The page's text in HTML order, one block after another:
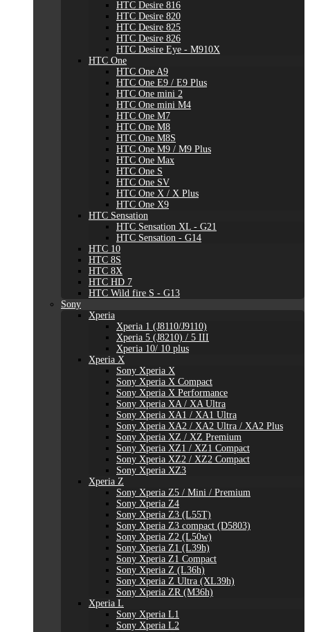
HTC Desire 816
HTC Desire 820
HTC Desire 825
HTC Desire 826
HTC Desire Eye - M910X
HTC One
HTC One A9
HTC One E9 / E9 Plus
HTC One mini 2
HTC One mini M4
HTC One M7
HTC One M8
HTC One M8S
HTC One M9 / M9 Plus
HTC One Max
HTC One S
HTC One SV
HTC One X / X Plus
HTC One X9
HTC Sensation
HTC Sensation XL - G21
HTC Sensation - G14
HTC 10
HTC 8S
HTC 8X
HTC HD 7
HTC Wild fire S - G13
Sony
Xperia
Xperia 1 (J8110/J9110)
Xperia 5 (J8210) / 5 III
Xperia 10/ 10 plus
Xperia X
Sony Xperia X
Sony Xperia X Compact
Sony Xperia X Performance
Sony Xperia XA / XA Ultra
Sony Xperia XA1 / XA1 Ultra
Sony Xperia XA2 / XA2 Ultra / XA2 Plus
Sony Xperia XZ / XZ Premium
Sony Xperia XZ1 / XZ1 Compact
Sony Xperia XZ2 / XZ2 Compact
Sony Xperia XZ3
Xperia Z
Sony Xperia Z5 / Mini / Premium
Sony Xperia Z4
Sony Xperia Z3 (L55T)
Sony Xperia Z3 compact (D5803)
Sony Xperia Z2 (L50w)
Sony Xperia Z1 (L39h)
Sony Xperia Z1 Compact
Sony Xperia Z (L36h)
Sony Xperia Z Ultra (XL39h)
Sony Xperia ZR (M36h)
Xperia L
Sony Xperia L1
Sony Xperia L2